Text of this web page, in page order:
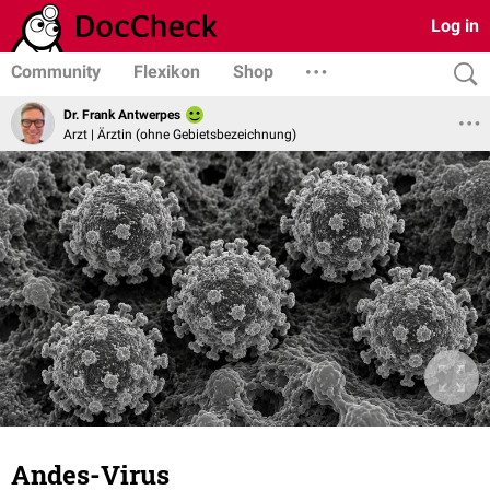
Log in
Community Flexikon Shop
Dr. Frank Antwerpes
Arzt | Ärztin (ohne Gebietsbezeichnung)
Andes-Virus